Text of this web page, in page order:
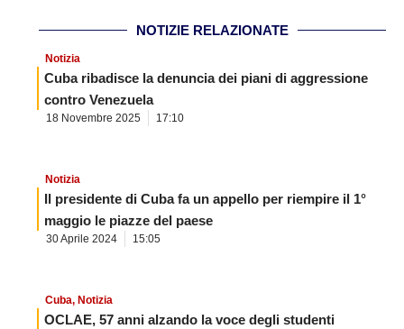
NOTIZIE RELAZIONATE
Notizia
Cuba ribadisce la denuncia dei piani di aggressione
contro Venezuela
18 Novembre 2025 17:10
Notizia
Il presidente di Cuba fa un appello per riempire il 1°
maggio le piazze del paese
30 Aprile 2024 15:05
Cuba, Notizia
OCLAE, 57 anni alzando la voce degli studenti